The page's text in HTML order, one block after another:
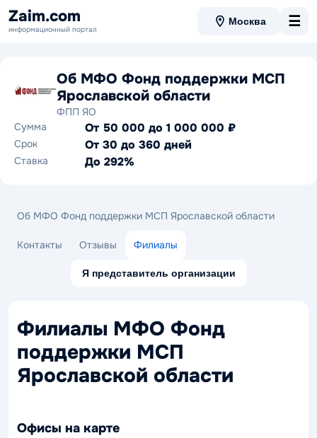
Zaim.com
информационный портал
Москва ☰
Об МФО Фонд поддержки МСП
Ярославской области
ФПП ЯО
Сумма
От 50 000 до 1 000 000 ₽
Срок От 30 до 360 дней
Ставка До 292%
Об МФО Фонд поддержки МСП Ярославской области
Контакты Отзывы Филиалы
Я представитель организации
Филиалы МФО Фонд
поддержки МСП
Ярославской области
Офисы на карте